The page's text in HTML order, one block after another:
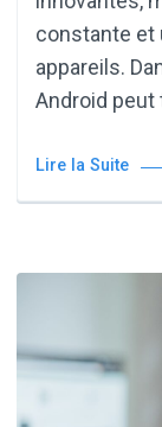
constante et
appareils.
Android
Lire la Suite